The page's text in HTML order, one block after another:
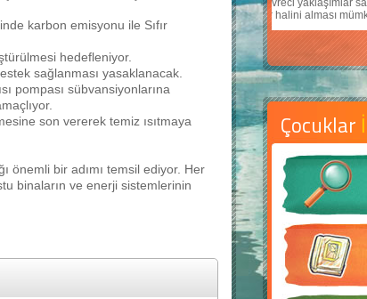
karbon emisyonu ile Sıfır
hedefleniyor.
sağlanması yasaklanacak.
pompası sübvansiyonlarına
son vererek temiz ısıtmaya
önemli bir adımı temsil ediyor. Her
binaların ve enerji sistemlerinin
Çevreci yaklaşımlar
sayesinde dünyanın daha iyi bir
Çocuklarımıza
teknolojiden
Çocuklar